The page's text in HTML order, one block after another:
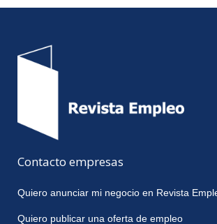
Contacto empresas
Quiero anunciar mi negocio en Revista
Quiero publicar una oferta de empleo